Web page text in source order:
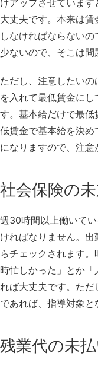
大丈夫です。本来は
しなければならない
少ないので、そこは問
ただし、注意したいの
を入れて最低賃金に
す。基本給だけで最
低賃金で基本給を決め
になりますので、注意
社会保険の
週30時間以上働いて
ければなりません。出
らチェックされます
時忙しかった」とか
れば大丈夫です。た
であれば、指導対象と
残業代の未